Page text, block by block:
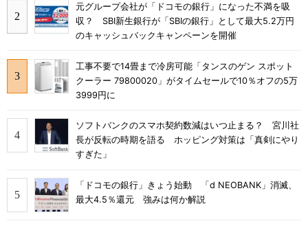
元グループ会社が「ドコモの銀行」になった不満を吸
収？ SBI新生銀行が「SBIの銀行」として最大5.2万円
のキャッシュバックキャンペーンを開催
工事不要で14畳まで冷房可能「タンスのゲン スポット
クーラー 79800020」がタイムセールで10％オフの5万
3999円に
ソフトバンクのスマホ契約数減はいつ止まる？ 宮川社
長が反転の時期を語る ホッピング対策は「真剣にやり
すぎた」
「ドコモの銀行」きょう始動 「d NEOBANK」消滅、
最大4.5％還元 強みは何か解説